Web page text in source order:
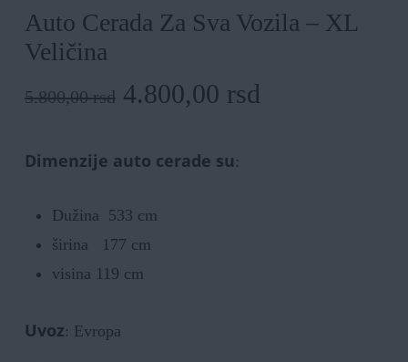
Auto Cerada Za Sva Vozila – XL
Veličina
5.800,00rsd Originalna
bila:
5.800,00 rsd.
4.800,00 rsd
Dimenzije auto cerade su :
Dužina 533 cm
širina 177 cm
visina 119 cm
Uvoz: Evropa